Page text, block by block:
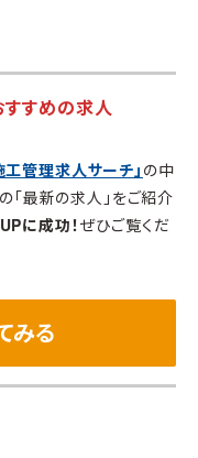
すめの求人
工管理求人サーチ」 の中
「最新の求人」をご紹介
に成功！ぜひご覧くだ
みる